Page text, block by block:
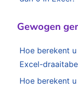
Gewogen
Hoe berekent
Excel-
Hoe berekent